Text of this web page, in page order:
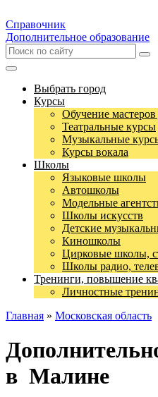
Справочник
Дополнительное образование
Выбрать город
Курсы
Обучение
Театральные курсы
Музыкальные
Курсы вокала
Школы
Языковые школы
Автошколы
Модельные
Школы искусств
Детские
Киношколы
Цирковые школы,
Школы радио,
Тренинги, повышение
Личностные
Главная » Московская область
в Малине